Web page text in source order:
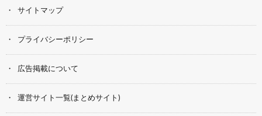
サイトマップ
プライバシーポリシー
広告掲載について
運営サイト一覧(まとめサイト)